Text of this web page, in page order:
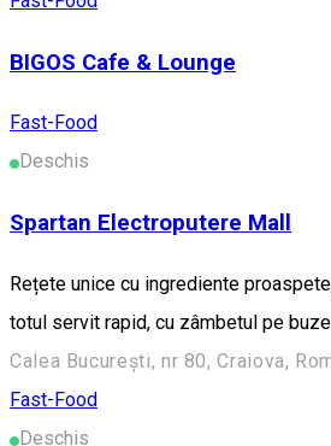
BIGOS Cafe & Lounge
Fast-Food
Deschis
Spartan Electroputere Mall
Rețete unice cu ingrediente
totul servit rapid, cu zâmbetul pe
Calea București, nr 80, Craiova,
Fast-Food
Deschis